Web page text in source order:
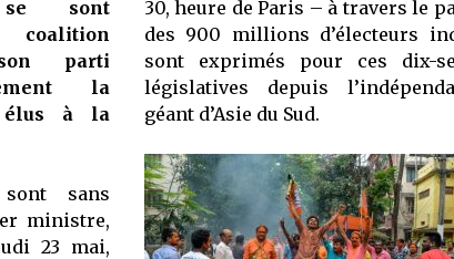
sont
parti
la
élus à la
sans
ministre,
23 mai,
30, heure de Paris – à travers le
des 900 millions d’électeurs
sont exprimés pour ces dix-
législatives depuis
géant d’Asie du Sud.